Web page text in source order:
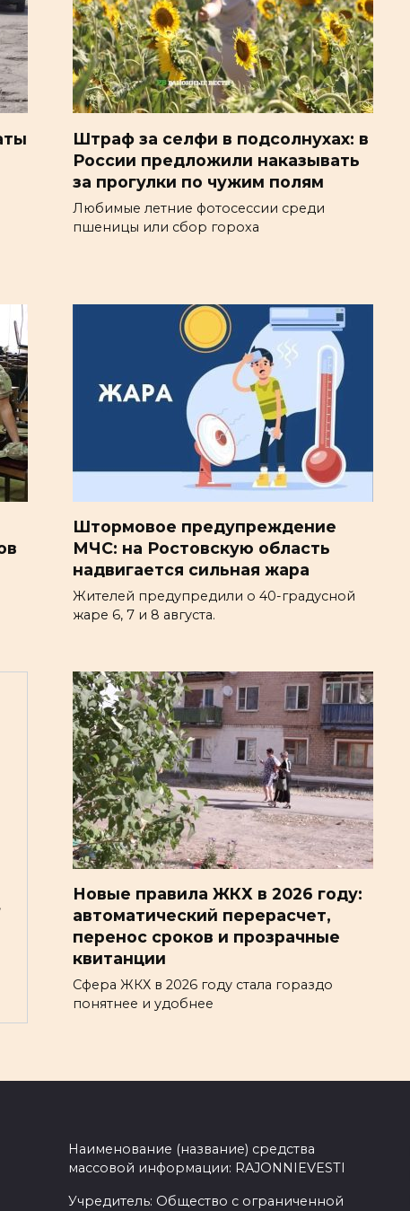
Штраф за селфи в подсолнухах: в
России предложили наказывать
за прогулки по чужим полям
Любимые летние фотосессии среди
пшеницы или сбор гороха
Штормовое предупреждение
МЧС: на Ростовскую область
надвигается сильная жара
Жителей предупредили о 40-градусной
жаре 6, 7 и 8 августа.
Новые правила ЖКХ в 2026 году:
автоматический перерасчет,
перенос сроков и прозрачные
квитанции
Сфера ЖКХ в 2026 году стала гораздо
понятнее и удобнее
Наименование (название) средства
массовой информации: RAJONNIEVESTI
Учредитель: Общество с ограниченной